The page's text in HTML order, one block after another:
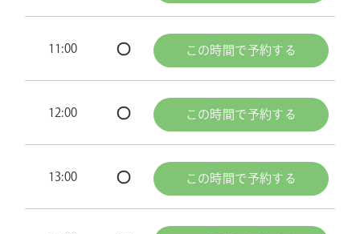
11:00 この時間で予約する
12:00 この時間で予約する
13:00 この時間で予約する